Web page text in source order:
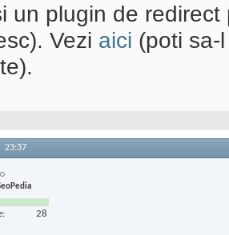
un plugin de
Vezi aici (poti sa-
23:37
28